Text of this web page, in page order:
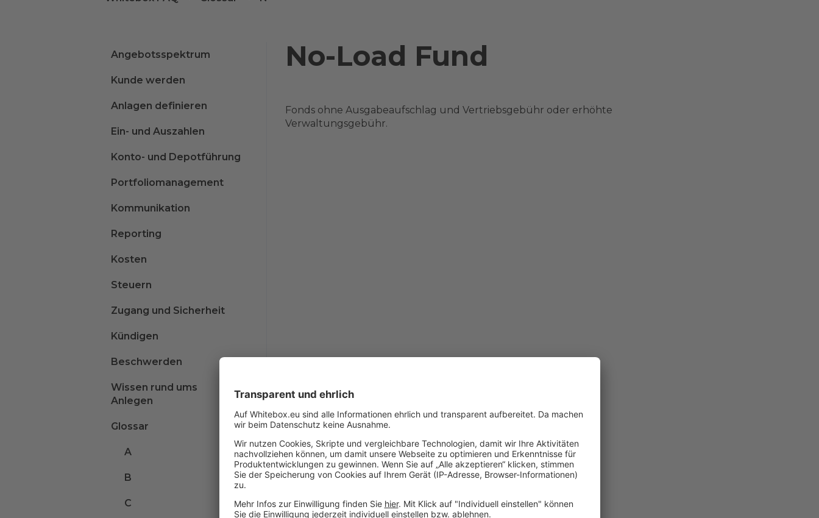
No-Load Fund
Fonds ohne Ausgabeaufschlag und Vertriebsgebühr oder erhöhte
Verwaltungsgebühr.
Angebotsspektrum
Kunde werden
Anlagen definieren
Ein- und Auszahlen
Konto- und Depotführung
Portfoliomanagement
Kommunikation
Reporting
Kosten
Steuern
Zugang und Sicherheit
Kündigen
Beschwerden
Wissen rund ums
Anlegen
Glossar
A
B
C